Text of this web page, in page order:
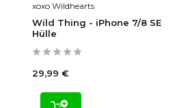
xoxo Wildhearts
Wild Thing - iPhone 7/8 SE
Hülle
29,99 €